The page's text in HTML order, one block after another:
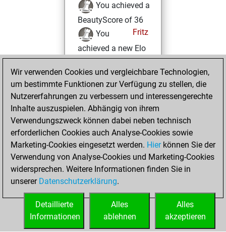
You achieved a
BeautyScore of 36
Fritz
You
achieved a new Elo
of 1561
Freitag, Januar 13,
2023
You created
your Studies account
Studies
Samstag,
Oktober 2, 2021
You created
your Fritz account
Wir verwenden Cookies und vergleichbare Technologien,
um bestimmte Funktionen zur Verfügung zu stellen, die
Nutzererfahrungen zu verbessern und interessengerechte
Inhalte auszuspielen. Abhängig von ihrem
Verwendungszweck können dabei neben technisch
erforderlichen Cookies auch Analyse-Cookies sowie
Marketing-Cookies eingesetzt werden. Hierkönnen Sie der
Verwendung von Analyse-Cookies und Marketing-Cookies
widersprechen. Weitere Informationen finden Sie in
unserer Datenschutzerklärung.
Alles
akzeptieren
Alles
ablehnen
Detaillierte
Informationen